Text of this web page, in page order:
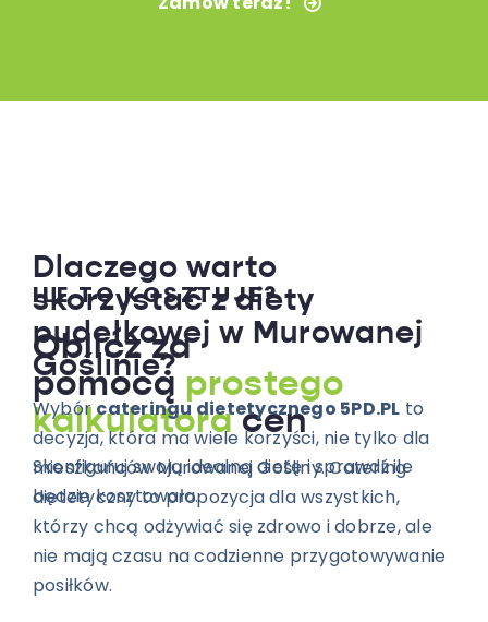
ILE TO KOSZTUJE?
Oblicz za
pomocą prostego
kalkulatoracen
Skonfiguruj swoją idealną dietę i sprawdź ile
będzie kosztowała.
Dlaczego warto
skorzystać z diety
pudełkowej w Murowanej
Goślinie?
Wybórcateringu dietetycznego 5PD.PL to
decyzja, która ma wiele korzyści, nie tylko dla
mieszkańców Murowanej Gośliny. Catering
dietetyczny to propozycja dla wszystkich,
którzy chcą odżywiać się zdrowo i dobrze, ale
nie mają czasu na codzienne przygotowywanie
posiłków.